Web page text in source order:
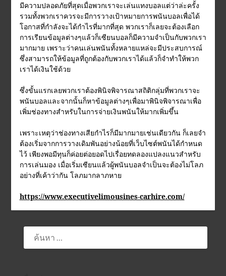
มีความปลอดภัยที่สุดเมื่อพวกเราจะเล่นแทงบอลแต่ว่าล่ะครั้ง
รวมทั้งพวกเราควรจะมีการวางเป้าหมายการพนันบอลเพื่อได้
โอกาสที่กำลังจะได้กำไรที่มากที่สุด พวกเราก็เลยจะต้องเลือก
การเรียนข้อมูลต่างๆแล้วก็เซียนบอลก็มีความจำเป็นกับพวกเรา
มากมาย เพราะว่าคนเล่นพนันทั้งหลายแหล่จะมีประสบการณ์
ซึ่งสามารถให้ข้อมูลที่ถูกต้องกับพวกเราได้แล้วก็จำทำให้พวก
เราได้เงินใช้ด้วย
ซึ่งขั้นแรกเลยพวกเราต้องพินิจพิจารณาสถิติกลุ่มที่พวกเราจะ
พนันบอลและจากนั้นก็หาข้อมูลต่างๆเพื่อมาพินิจพิจารณาเพื่อ
เพิ่มช่องทางสำหรับในการจ่ายเงินพนันให้มากเพิ่มขึ้น
เพราะเหตุว่าช่องทางเสียกำไรก็มีมากมายเช่นเดียวกัน ก็เลยจำ
ต้องเริ่มจากการวางเดิมพันอย่างน้อยที่เว็บไซต์พนันได้กำหนด
ไว้ เพียงพอมีทุนก็ค่อยต่อยอดไปเรื่อยทดลองแปลงแนวสำหรับ
การเล่นมอง เมื่อเริ่มเซียนแล้วผู้พนันบอลจำเป็นจะต้องไม่โลภ
อย่างที่เค้าว่ากัน โลภมากลาภหาย
https://www.executivelimousines-carhire.com/
ค้นหา
สำหรับ: